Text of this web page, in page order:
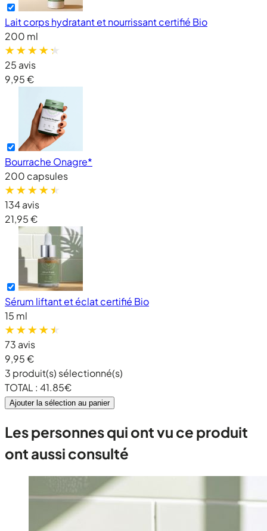
Lait corps hydratant et nourrissant certifié Bio
200 ml
25 avis
9,95 €
Bourrache Onagre*
200 capsules
134 avis
21,95 €
Sérum liftant et éclat certifié Bio
15 ml
73 avis
9,95 €
3 produit(s) sélectionné(s)
TOTAL : 41.85€
Ajouter la sélection au panier
Les personnes qui ont vu ce produit
ont aussi consulté